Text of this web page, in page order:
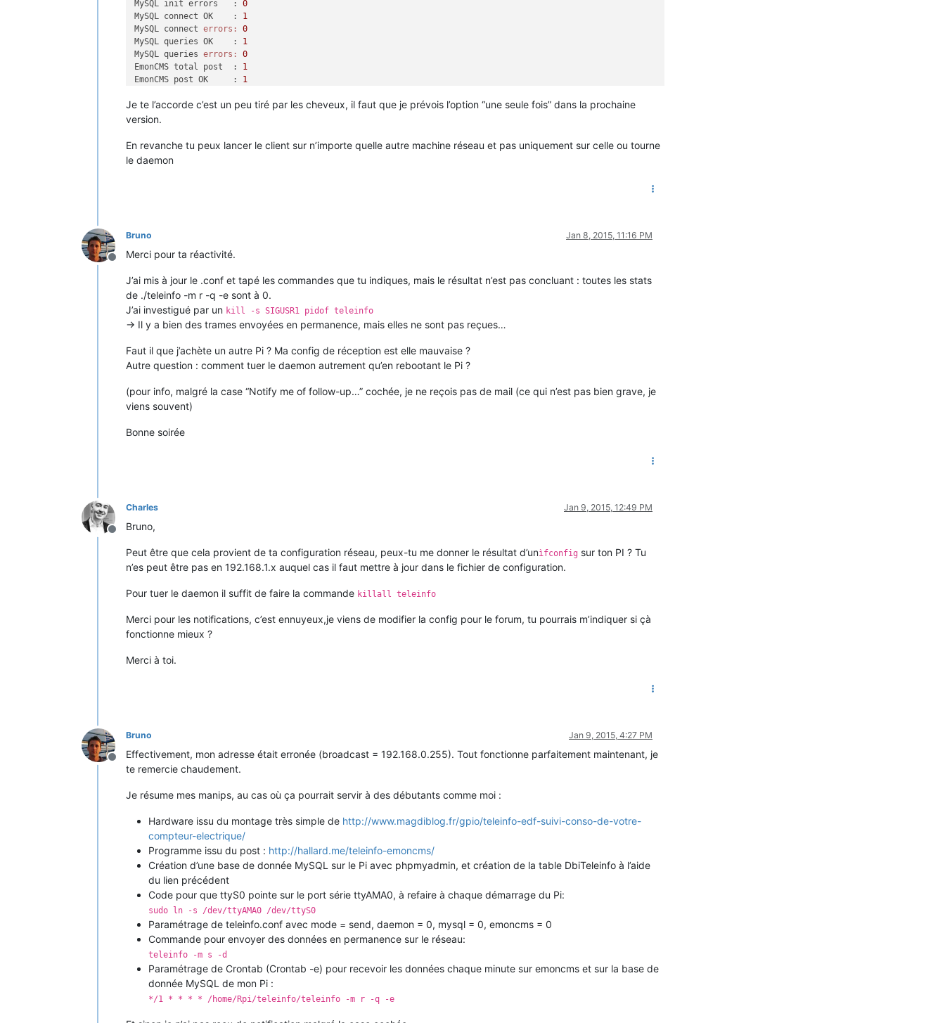
MySQL init errors   : 0
MySQL connect OK    : 1
MySQL connect errors:
0
MySQL queries OK    : 1
MySQL queries errors:
0
EmonCMS total post  : 1
EmonCMS post OK     : 1
EmonCMS timeout     : 0
--------------------------
Je te l’accorde c’est un peu tiré par les cheveux, il faut que je prévois l’option “une seule fois” dans la prochaine
version.
En revanche tu peux lancer le client sur n’importe quelle autre machine réseau et pas uniquement sur celle ou tourne
le daemon
Offline
Bruno Jan 8, 2015, 11:16 PM
Merci pour ta réactivité.
J’ai mis à jour le .conf et tapé les commandes que tu indiques, mais le résultat n’est pas concluant : toutes les stats
de ./teleinfo -m r -q -e sont à 0.
J’ai investigué par un kill -s SIGUSR1 pidof teleinfo
-> Il y a bien des trames envoyées en permanence, mais elles ne sont pas reçues…
Faut il que j’achète un autre Pi ? Ma config de réception est elle mauvaise ?
Autre question : comment tuer le daemon autrement qu’en rebootant le Pi ?
(pour info, malgré la case “Notify me of follow-up…” cochée, je ne reçois pas de mail (ce qui n’est pas bien grave, je
viens souvent)
Bonne soirée
Offline
Charles Jan 9, 2015, 12:49 PM
Bruno,
Peut être que cela provient de ta configuration réseau, peux-tu me donner le résultat d’unìfconfig sur ton PI ? Tu
n’es peut être pas en 192.168.1.x auquel cas il faut mettre à jour dans le fichier de configuration.
Pour tuer le daemon il suffit de faire la commande killall teleinfo
Merci pour les notifications, c’est ennuyeux,je viens de modifier la config pour le forum, tu pourrais m’indiquer si çà
fonctionne mieux ?
Merci à toi.
Offline
Bruno Jan 9, 2015, 4:27 PM
Effectivement, mon adresse était erronée (broadcast = 192.168.0.255). Tout fonctionne parfaitement maintenant, je
te remercie chaudement.
Je résume mes manips, au cas où ça pourrait servir à des débutants comme moi :
Hardware issu du montage très simple de http://www.magdiblog.fr/gpio/teleinfo-edf-suivi-conso-de-votre-
compteur-electrique/
Programme issu du post : http://hallard.me/teleinfo-emoncms/
Création d’une base de donnée MySQL sur le Pi avec phpmyadmin, et création de la table DbiTeleinfo à l’aide
du lien précédent
Code pour que ttyS0 pointe sur le port série ttyAMA0, à refaire à chaque démarrage du Pi:
sudo ln -s /dev/ttyAMA0 /dev/ttyS0
Paramétrage de teleinfo.conf avec mode = send, daemon = 0, mysql = 0, emoncms = 0
Commande pour envoyer des données en permanence sur le réseau:
teleinfo -m s -d
Paramétrage de Crontab (Crontab -e) pour recevoir les données chaque minute sur emoncms et sur la base de
donnée MySQL de mon Pi :
*/1 * * * * /home/Rpi/teleinfo/teleinfo -m r -q -e